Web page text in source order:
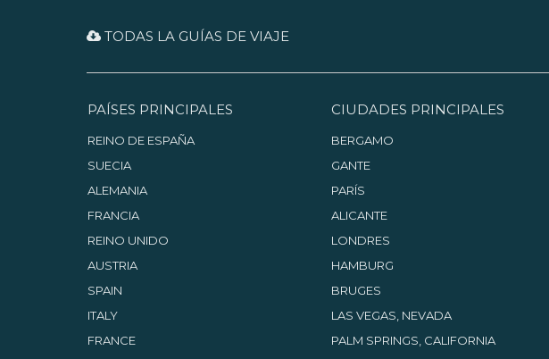
TODAS LA GUÍAS DE VIAJE
PAÍSES PRINCIPALES
REINO DE ESPAÑA
SUECIA
ALEMANIA
FRANCIA
REINO UNIDO
AUSTRIA
SPAIN
ITALY
FRANCE
CIUDADES PRINCIPALES
BERGAMO
GANTE
PARÍS
ALICANTE
LONDRES
HAMBURG
BRUGES
LAS VEGAS, NEVADA
PALM SPRINGS, CALIFORNIA